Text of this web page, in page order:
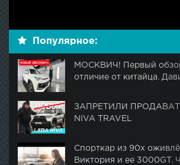
Популярное:
МОСКВИЧ! Первый
отличие от китайца.
ЗАПРЕТИЛИ
NIVA TRAVEL
Спорткар из 90х
Виктория и ее 3000GT.